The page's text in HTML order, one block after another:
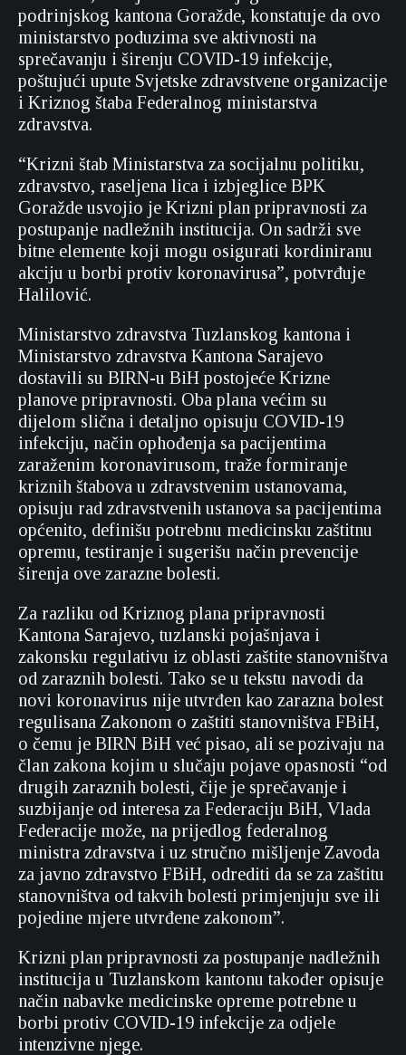
podrinjskog kantona Goražde, konstatuje da ovo
ministarstvo poduzima sve aktivnosti na
sprečavanju i širenju COVID-19 infekcije,
poštujući upute Svjetske zdravstvene organizacije
i Kriznog štaba Federalnog ministarstva
zdravstva.
“Krizni štab Ministarstva za socijalnu politiku,
zdravstvo, raseljena lica i izbjeglice BPK
Goražde usvojio je Krizni plan pripravnosti za
postupanje nadležnih institucija. On sadrži sve
bitne elemente koji mogu osigurati kordiniranu
akciju u borbi protiv koronavirusa”, potvrđuje
Halilović.
Ministarstvo zdravstva Tuzlanskog kantona i
Ministarstvo zdravstva Kantona Sarajevo
dostavili su BIRN-u BiH postojeće Krizne
planove pripravnosti. Oba plana većim su
dijelom slična i detaljno opisuju COVID-19
infekciju, način ophođenja sa pacijentima
zaraženim koronavirusom, traže formiranje
kriznih štabova u zdravstvenim ustanovama,
opisuju rad zdravstvenih ustanova sa pacijentima
općenito, definišu potrebnu medicinsku zaštitnu
opremu, testiranje i sugerišu način prevencije
širenja ove zarazne bolesti.
Za razliku od Kriznog plana pripravnosti
Kantona Sarajevo, tuzlanski pojašnjava i
zakonsku regulativu iz oblasti zaštite stanovništva
od zaraznih bolesti. Tako se u tekstu navodi da
novi koronavirus nije utvrđen kao zarazna bolest
regulisana Zakonom o zaštiti stanovništva FBiH,
o čemu je BIRN BiH već pisao, ali se pozivaju na
član zakona kojim u slučaju pojave opasnosti “od
drugih zaraznih bolesti, čije je sprečavanje i
suzbijanje od interesa za Federaciju BiH, Vlada
Federacije može, na prijedlog federalnog
ministra zdravstva i uz stručno mišljenje Zavoda
za javno zdravstvo FBiH, odrediti da se za zaštitu
stanovništva od takvih bolesti primjenjuju sve ili
pojedine mjere utvrđene zakonom”.
Krizni plan pripravnosti za postupanje nadležnih
institucija u Tuzlanskom kantonu također opisuje
način nabavke medicinske opreme potrebne u
borbi protiv COVID-19 infekcije za odjele
intenzivne njege.